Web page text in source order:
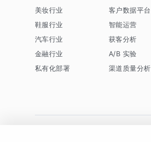
美妆行业
鞋服行业
汽车行业
金融行业
私有化部署
客户数据平台
智能运营
获客分析
A/B 实验
渠道质量分析